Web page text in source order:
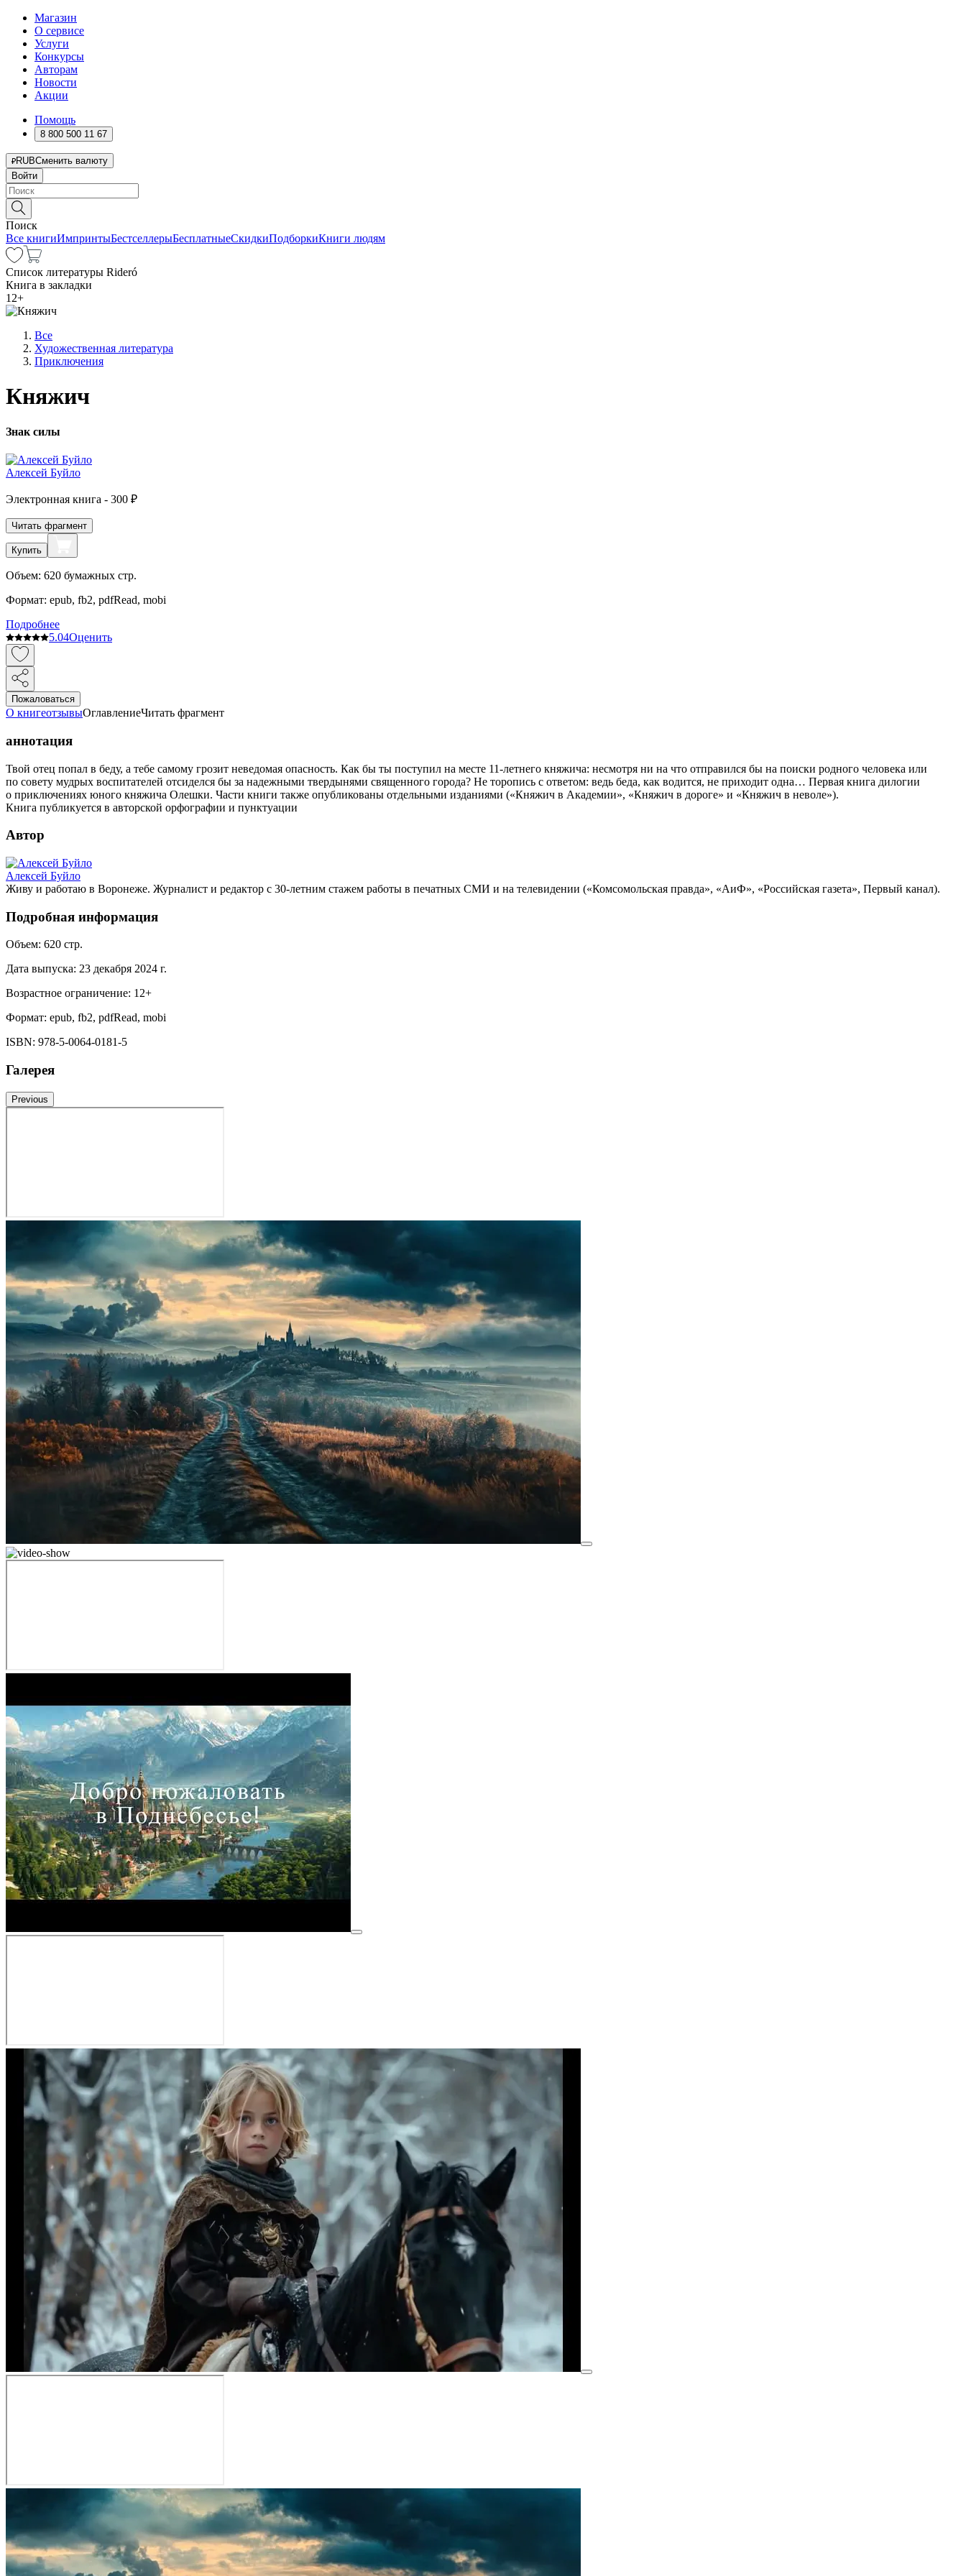
Магазин
О сервисе
Услуги
Конкурсы
Авторам
Новости
Акции
Помощь
8 800 500 11 67
RUBСменить валюту
Войти
Поиск
Все книгиИмпринтыБестселлерыБесплатныеСкидкиПодборкиКниги людям
Список литературы Rideró
Книга в закладки
12+
Все
Художественная литература
Приключения
Княжич
Знак силы
Алексей Буйло
Электронная книга - 300 ₽
Читать фрагмент
Купить
Объем: 620 бумажных стр.
Формат: epub, fb2, pdfRead, mobi
Подробнее
5.04Оценить
Пожаловаться
О книгеотзывыОглавлениеЧитать фрагмент
аннотация
Твой отец попал в беду, а тебе самому грозит неведомая опасность. Как бы ты поступил на месте 11-летнего княжича: несмотря ни на что отправился бы на поиски родного человека или
по совету мудрых воспитателей отсиделся бы за надежными твердынями священного города? Не торопись с ответом: ведь беда, как водится, не приходит одна… Первая книга дилогии
о приключениях юного княжича Олешки. Части книги также опубликованы отдельными изданиями («Княжич в Академии», «Княжич в дороге» и «Княжич в неволе»).
Книга публикуется в авторской орфографии и пунктуации
Автор
Алексей Буйло
Живу и работаю в Воронеже. Журналист и редактор с 30-летним стажем работы в печатных СМИ и на телевидении («Комсомольская правда», «АиФ», «Российская газета», Первый канал).
Подробная информация
Объем: 620 стр.
Дата выпуска: 23 декабря 2024 г.
Возрастное ограничение: 12+
Формат: epub, fb2, pdfRead, mobi
ISBN: 978-5-0064-0181-5
Галерея
Previous